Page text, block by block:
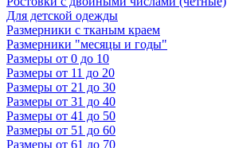
Для детской одежды
Размерники с тканым краем
Размерники "месяцы и годы"
Размеры от 0 до 10
Размеры от 11 до 20
Размеры от 21 до 30
Размеры от 31 до 40
Размеры от 41 до 50
Размеры от 51 до 60
Размеры от 61 до 70